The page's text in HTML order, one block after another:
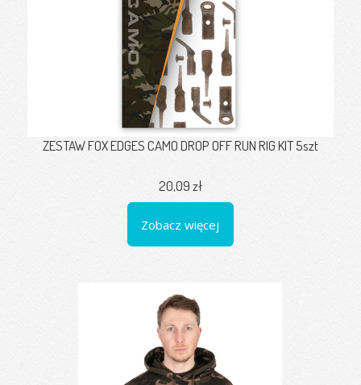
ZESTAW FOX EDGES CAMO DROP OFF RUN RIG KIT 5szt
20,09 zł
Zobacz więcej